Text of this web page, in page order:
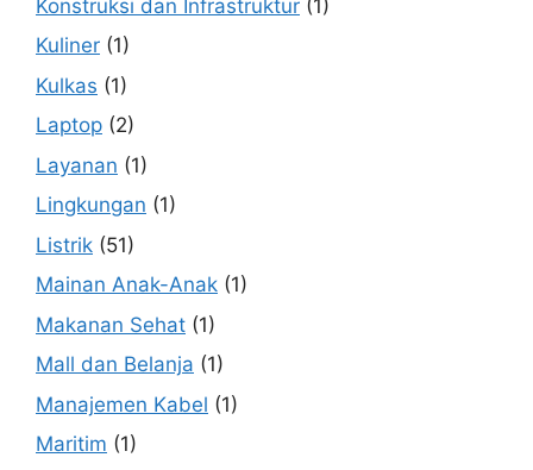
Konstruksi dan Infrastruktur (1)
Kuliner (1)
Kulkas (1)
Laptop (2)
Layanan (1)
Lingkungan (1)
Listrik (51)
Mainan Anak-Anak (1)
Makanan Sehat (1)
Mall dan Belanja (1)
Manajemen Kabel (1)
Maritim (1)